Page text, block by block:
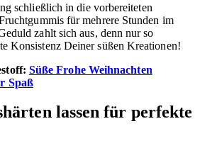
schließlich in die vorbereiteten
für mehrere Stunden im
zahlt sich aus, denn nur so
Konsistenz Deiner süßen Kreationen!
Süße Frohe Weihnachten
Spaß
lassen für perfekte